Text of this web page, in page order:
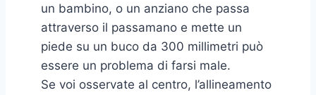
un bambino, o un anziano che passa
attraverso il passamano e mette un
piede su un buco da 300 millimetri può
essere un problema di farsi male.
Se voi osservate al centro, l’allineamento